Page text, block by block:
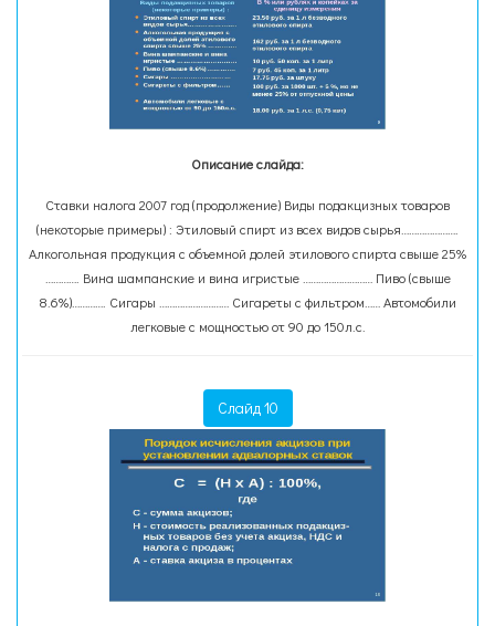
Описание слайда:
Ставки налога 2007 год (продолжение) Виды подакцизных товаров
(некоторые примеры) : Этиловый спирт из всех видов сырья………………….
Алкогольная продукция с объемной долей этилового спирта свыше 25%
…………. Вина шампанские и вина игристые ……………………… Пиво (свыше
8.6%)…………. Сигары ……………………… Сигареты с фильтром…… Автомобили
легковые с мощностью от 90 до 150л.с.
Слайд 10